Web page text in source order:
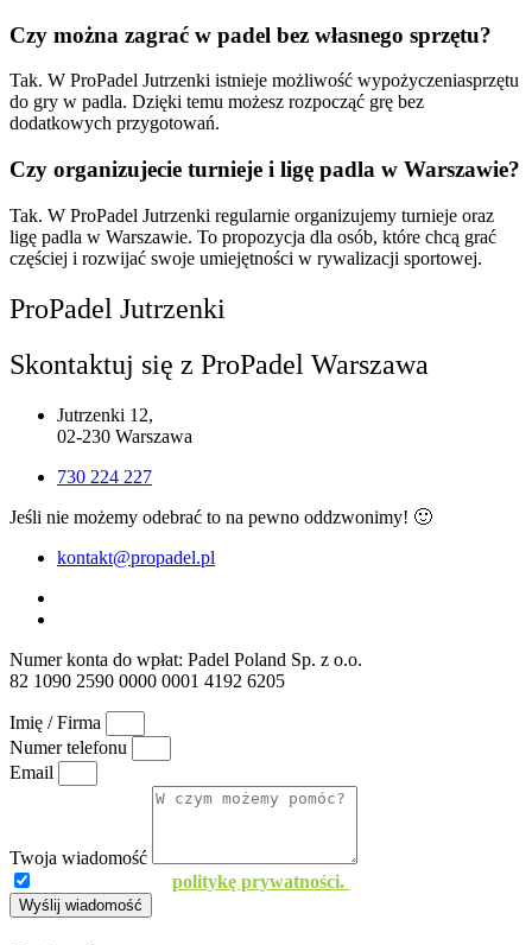
Czy można zagrać w padel bez własnego sprzętu?
Tak. W ProPadel Jutrzenki istnieje możliwość wypożyczeniasprzętu
do gry w padla. Dzięki temu możesz rozpocząć grę bez
dodatkowych przygotowań.
Czy organizujecie turnieje i ligę padla w Warszawie?
Tak. W ProPadel Jutrzenki regularnie organizujemy turnieje oraz
ligę padla w Warszawie. To propozycja dla osób, które chcą grać
częściej i rozwijać swoje umiejętności w rywalizacji sportowej.
ProPadel Jutrzenki
Skontaktuj się z ProPadel Warszawa
Jutrzenki 12,
02-230 Warszawa
730 224 227
Jeśli nie możemy odebrać to na pewno oddzwonimy! 🙂
kontakt@propadel.pl
Numer konta do wpłat: Padel Poland Sp. z o.o.
82 1090 2590 0000 0001 4192 6205
Imię / Firma
Numer telefonu
Email
Twoja wiadomość
politykę prywatności.
Wyślij wiadomość